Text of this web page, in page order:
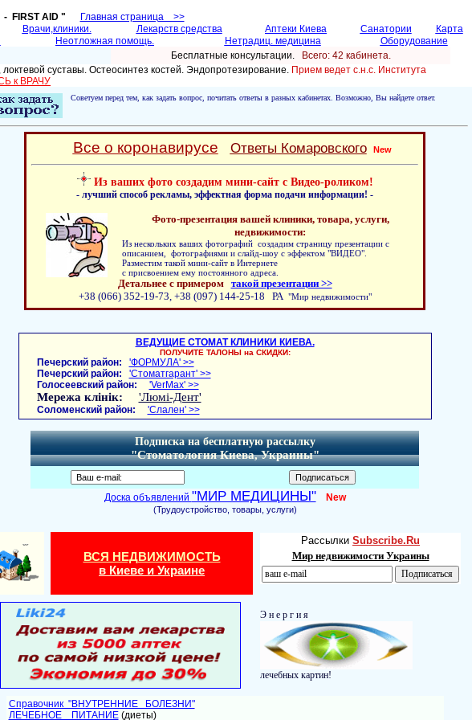
AID "
Главная страница >>
Врачи,клиники. Лекарств средства Аптеки Киева Санатории
Карта
Неотложная помощь. Нетрадиц. медицина
Оборудование
Бесплатные консультации.
Всего: 42 кабинетa.
суставы. Остеосинтез костей. Эндопротезирование. Прием ведет с.н.с. Института
к ВРАЧУ
Советуем перед тем, как задать вопрос, почитать ответы в разных кабинетах. Возможно, Вы найдете ответ.
Все о коронавирусе Ответы Комаровского New
Из ваших фото создадим мини-сайт с Видео-роликом!
- лучший способ рекламы, эффектная форма подачи информации! -
Фото-презентация вашей клиники, товара, услуги,
недвижимости:
Из нескольких ваших фотографий создадим страницу презентации с
описанием, фотографиями и слайд-шоу с эффектом "ВИДЕО".
Разместим такой мини-сайт в Интернете
с присвоением ему постоянного адреса.
Детальнее с примером такой презентации >>
+38 (066) 352-19-73, +38 (097) 144-25-18 РА "Мир недвижимости"
ВЕДУЩИЕ СТОМАТ КЛИНИКИ КИЕВА.
ПОЛУЧИТЕ ТАЛОНЫ на СКИДКИ:
Печерский район:
'ФОРМУЛА' >>
Печерский район:
'Стоматгарант' >>
Голосеевский район:
'VerMax' >>
Мережа клінік: 'Люмі-Дент'
Соломенский район: 'Слален' >>
Подписка на бесплатную рассылку
"Стоматология Киева, Украины"
Доска объявлений "МИР МЕДИЦИНЫ" New
(Трудоустройство, товары, услуги)
ВСЯ НЕДВИЖИМОСТЬ
в Киеве и Украине
Рассылки Subscribe.Ru
Мир недвижимости Украины
Э н е р г и я
лечебных картин!
Справочник "ВНУТРЕННИЕ БОЛЕЗНИ"
ЛЕЧЕБНОЕ ПИТАНИЕ(диеты)